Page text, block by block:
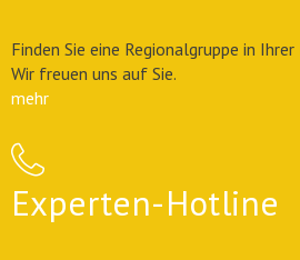
Finden Sie eine Regionalgruppe in Ihrer
Wir freuen uns auf Sie.
mehr
Experten-Hotline